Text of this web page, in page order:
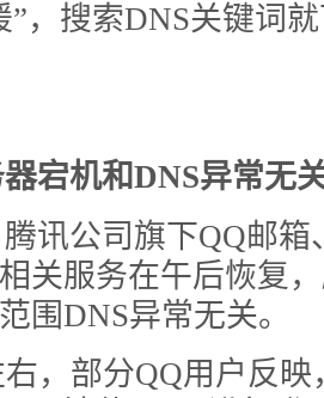
”，搜索DNS关键词
宕机和DNS异常无
讯公司旗下QQ邮箱
关服务在午后恢复
围DNS异常无关。
，部分QQ用户反